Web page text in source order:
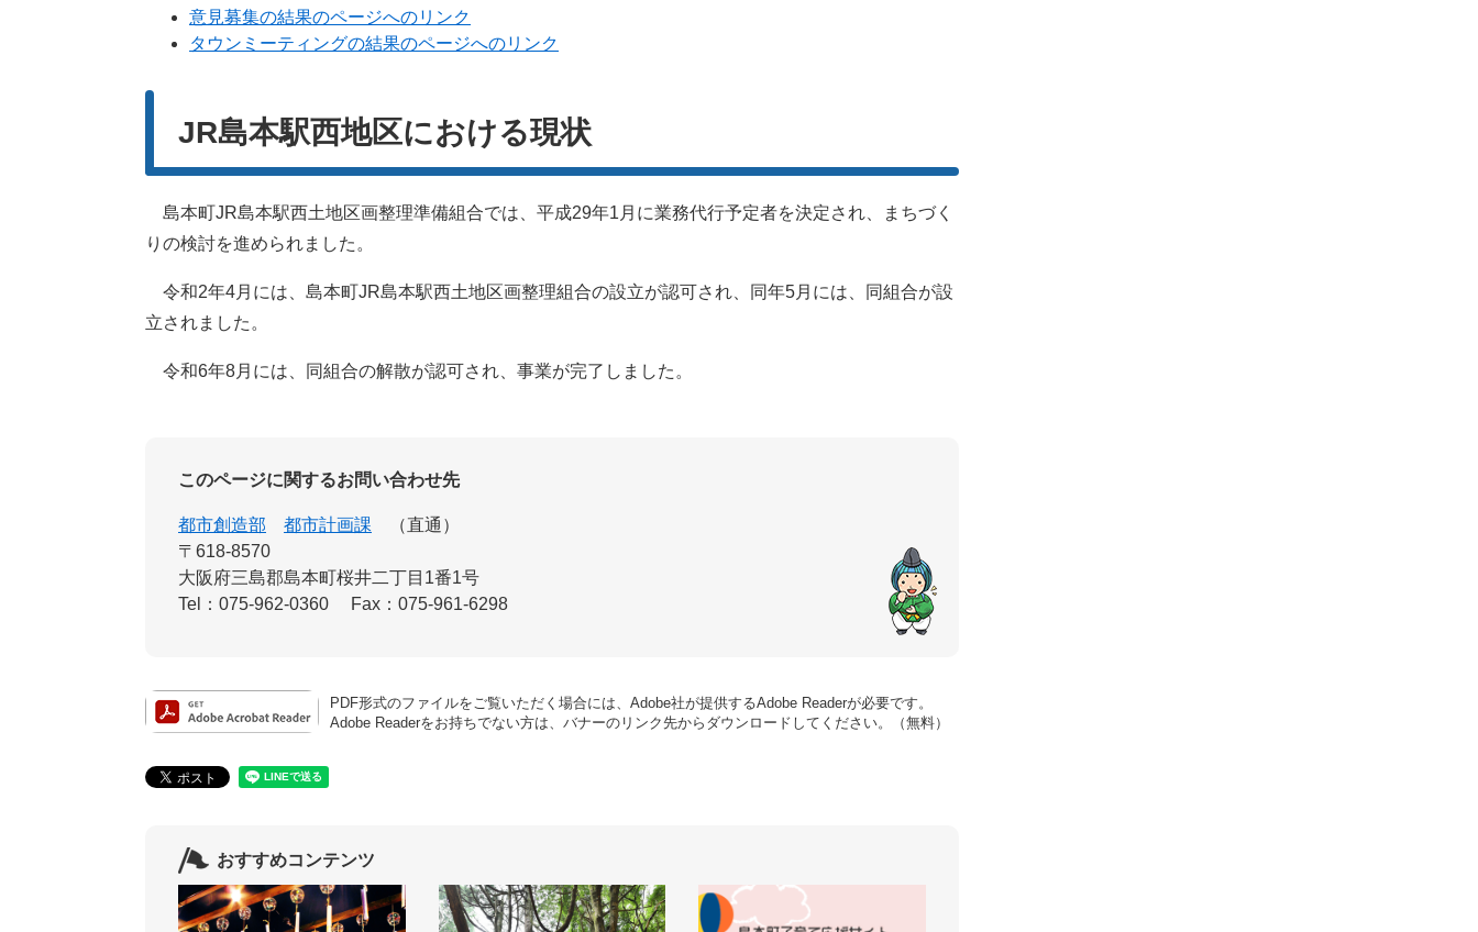
意見募集の結果のページへのリンク
タウンミーティングの結果のページへのリンク
JR島本駅西地区における現状
島本町JR島本駅西土地区画整理準備組合では、平成29年1月に業務代行予定者を決定され、まちづく
りの検討を進められました。
令和2年4月には、島本町JR島本駅西土地区画整理組合の設立が認可され、同年5月には、同組合が設
立されました。
令和6年8月には、同組合の解散が認可され、事業が完了しました。
このページに関するお問い合わせ先
都市創造部 都市計画課
直通
〒618-8570
大阪府三島郡島本町桜井二丁目1番1号
Tel：075-962-0360
Fax：075-961-6298
PDF形式のファイルをご覧いただく場合には、Adobe社が提供するAdobe Readerが必要です。
Adobe Readerをお持ちでない方は、バナーのリンク先からダウンロードしてください。（無料）
おすすめコンテンツ